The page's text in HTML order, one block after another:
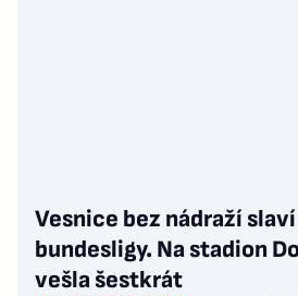
Vesnice bez nádraží
bundesligy. Na stadion
vešla šestkrát